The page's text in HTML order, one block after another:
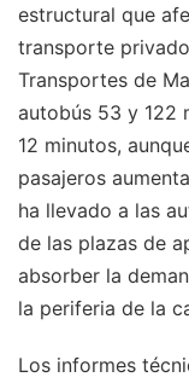
estructural que
transporte
Transportes de
autobús 53 y 122
12 minutos,
pasajeros
ha llevado a las
de las plazas de
absorber la
la periferia de la
Los informes